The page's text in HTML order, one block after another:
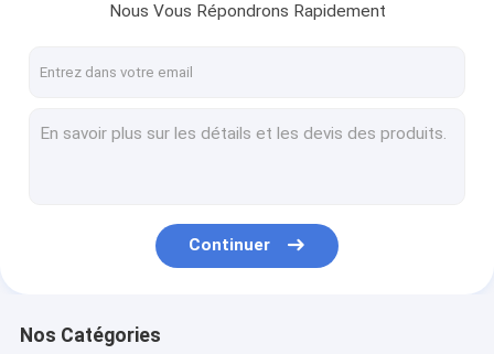
Nous Vous Répondrons Rapidement
Continuer
Nos Catégories